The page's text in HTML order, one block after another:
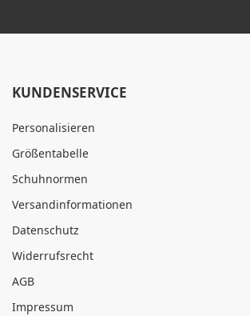
KUNDENSERVICE
Personalisieren
Größentabelle
Schuhnormen
Versandinformationen
Datenschutz
Widerrufsrecht
AGB
Impressum